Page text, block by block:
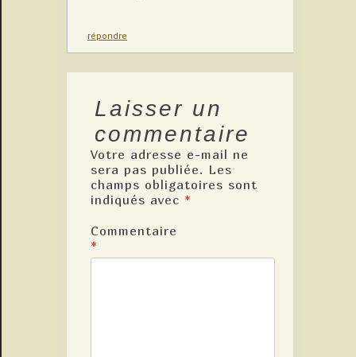
répondre
Laisser un
commentaire
Votre adresse e-mail ne
sera pas publiée. Les
champs obligatoires sont
indiqués avec *
Commentaire
*